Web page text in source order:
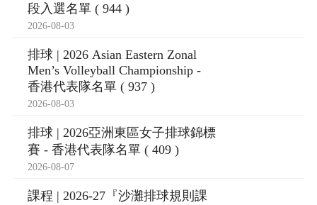
段入選名單 ( 944 )
2026-08-03
排球 | 2026 Asian Eastern Zonal
Men’s Volleyball Championship -
香港代表隊名單 ( 937 )
2026-08-03
排球 | 2026亞洲東區女子排球錦標
賽 - 香港代表隊名單 ( 409 )
2026-08-07
課程 | 2026-27『沙灘排球規則課